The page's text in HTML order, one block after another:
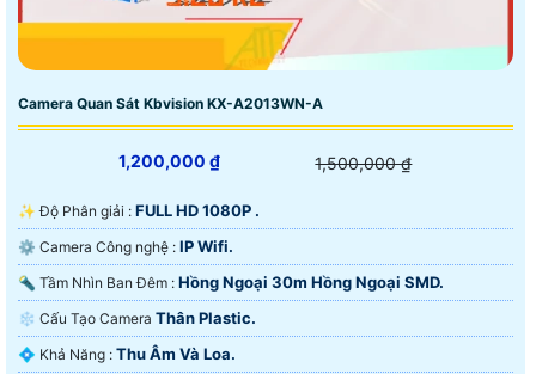
Camera Quan Sát Kbvision KX-A2013WN-A
1,200,000 ₫ 1,500,000 ₫
✨ Độ Phân giải : FULL HD 1080P .
⚙ Camera Công nghệ : IP Wifi.
🔦 Tầm Nhìn Ban Đêm : Hồng Ngoại 30m Hồng Ngoại SMD.
❄ Cấu Tạo Camera Thân Plastic.
️💠 Khả Năng : Thu Âm Và Loa.